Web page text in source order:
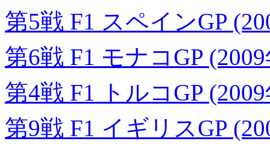
第5戦 F1 スペインGP
第6戦 F1 モナコGP
第4戦 F1 トルコGP
第9戦 F1 イギリスGP